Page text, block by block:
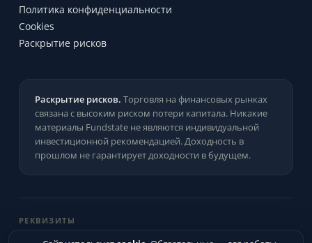
Политика конфиденциальности
Cookies
Раскрытие рисков
Раскрытие рисков. Торговля на финансовых рынках
связана с высоким риском потери капитала. Никакие
материалы Fundstate не являются индивидуальной
инвестиционной рекомендацией. Доходность в
прошлом не гарантирует доходности в будущем.
РЕКВИЗИТЫ
ИП Цыганков Артём Андреевич · ИНН